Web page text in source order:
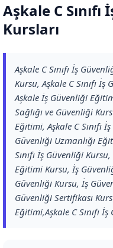
Aşkale C
Kursları
Aşkale C Sınıfı İş
Kursu, Aşkale C Sınıfı
Aşkale İş Güvenliği
Sağlığı ve Güvenliği
Eğitimi, Aşkale C Sınıfı
Güvenliği Uzmanlığı
Sınıfı İş Güvenliği
Eğitimi Kursu, İş
Güvenliği Kursu, İş
Güvenliği Sertifikası
Eğitimi,Aşkale C Sınıfı